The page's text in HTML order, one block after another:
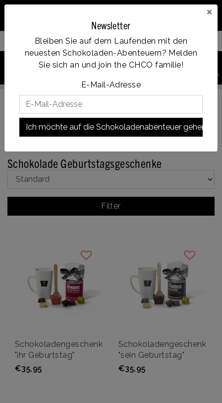
×
Newsletter
Bleiben Sie auf dem Laufenden mit den
neuesten Schokoladen-Abenteuern? Melden
Sie sich an und join the CHCO familie!
E-Mail-Adresse
Ich möchte auf die Schokoladenabenteuer gehen!
Vanaf €35, gratis verzending
Zurück zu Geschenke |Ferien
Geschenke
Schokolade Geburtstagsgeschenke
Filter
Schokoladengeschenk
"ihr Geburtstag"
€35,95
Schokoladengeschenk
"sein Geburtstag"
€35,95
Filter your products
Ihr Warenkorb